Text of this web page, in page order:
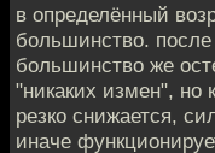
в определённый
большинство.
большинство же
"никаких измен", но
резко снижается,
иначе